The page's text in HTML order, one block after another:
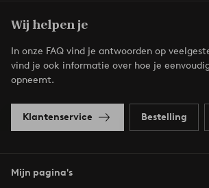
Wij helpen je
In onze FAQ vind je antwoorden op
vind je ook informatie over hoe je
opneemt.
Klantenservice Bestelling
Mijn pagina's